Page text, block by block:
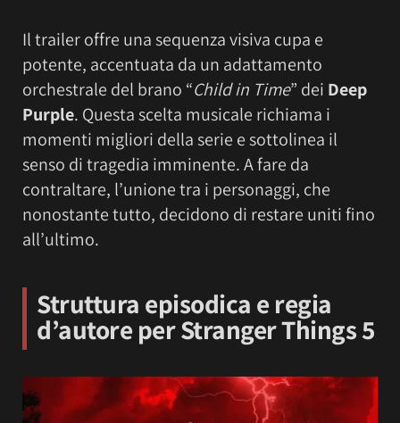
Il trailer offre una sequenza visiva cupa e
potente, accentuata da un adattamento
orchestrale del brano “Child in Time” dei Deep
Purple. Questa scelta musicale richiama i
momenti migliori della serie e sottolinea il
senso di tragedia imminente. A fare da
contraltare, l’unione tra i personaggi, che
nonostante tutto, decidono di restare uniti fino
all’ultimo.
Struttura episodica e regia
d’autore per Stranger Things 5